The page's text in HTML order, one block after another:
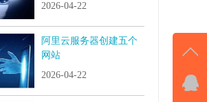
2026-04-22
阿里云服务器创建五个
网站
2026-04-22
QQ